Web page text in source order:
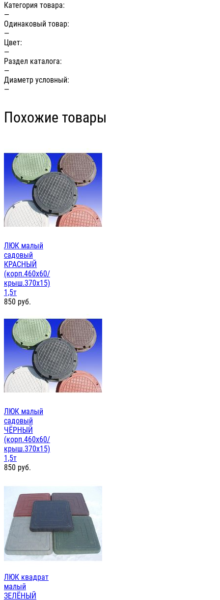
Категория товара:
—
Одинаковый товар:
—
Цвет:
—
Раздел каталога:
—
Диаметр условный:
—
Похожие товары
ЛЮК малый
садовый
КРАСНЫЙ
(корп.460х60/
крыш.370х15)
1,5т
850 руб.
ЛЮК малый
садовый
ЧЁРНЫЙ
(корп.460х60/
крыш.370х15)
1,5т
850 руб.
ЛЮК квадрат
малый
ЗЕЛЁНЫЙ